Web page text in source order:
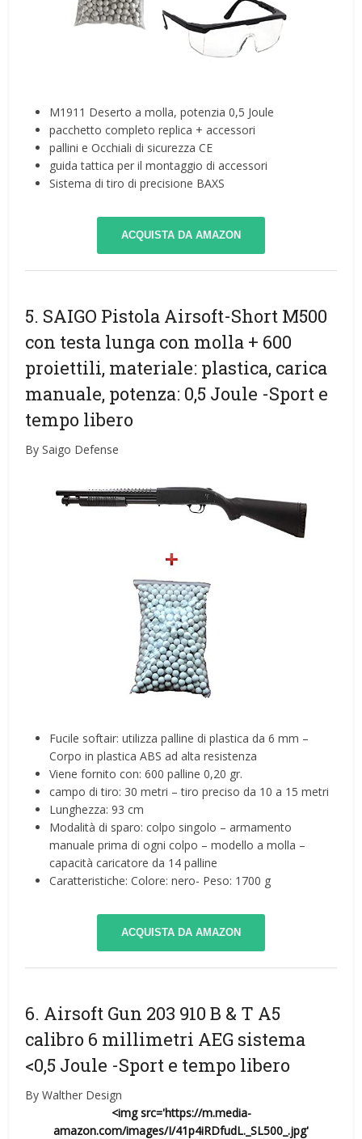
M1911 Deserto a molla, potenzia 0,5 Joule
pacchetto completo replica + accessori
pallini e Occhiali di sicurezza CE
guida tattica per il montaggio di accessori
Sistema di tiro di precisione BAXS
ACQUISTA DA AMAZON
5. SAIGO Pistola Airsoft-Short M500
con testa lunga con molla + 600
proiettili, materiale: plastica, carica
manuale, potenza: 0,5 Joule -Sport e
tempo libero
By Saigo Defense
Fucile softair: utilizza palline di plastica da 6 mm –
Corpo in plastica ABS ad alta resistenza
Viene fornito con: 600 palline 0,20 gr.
campo di tiro: 30 metri – tiro preciso da 10 a 15 metri
Lunghezza: 93 cm
Modalità di sparo: colpo singolo – armamento
manuale prima di ogni colpo – modello a molla –
capacità caricatore da 14 palline
Caratteristiche: Colore: nero- Peso: 1700 g
ACQUISTA DA AMAZON
6. Airsoft Gun 203 910 B & T A5
calibro 6 millimetri AEG sistema
<0,5 Joule -Sport e tempo libero
By Walther Design
<img src='https://m.media-
amazon.com/images/I/41p4iRDfudL._SL500_.jpg'